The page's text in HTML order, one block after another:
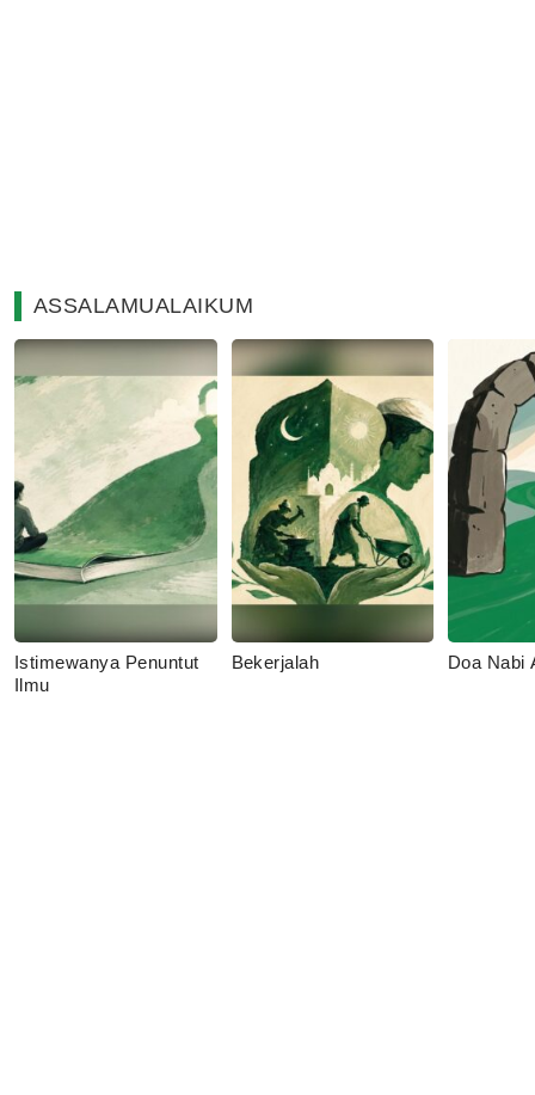
ASSALAMUALAIKUM
Istimewanya Penuntut
Ilmu
Bekerjalah Doa Nabi